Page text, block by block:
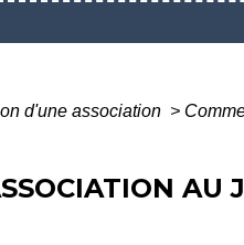
d'une association >
AU